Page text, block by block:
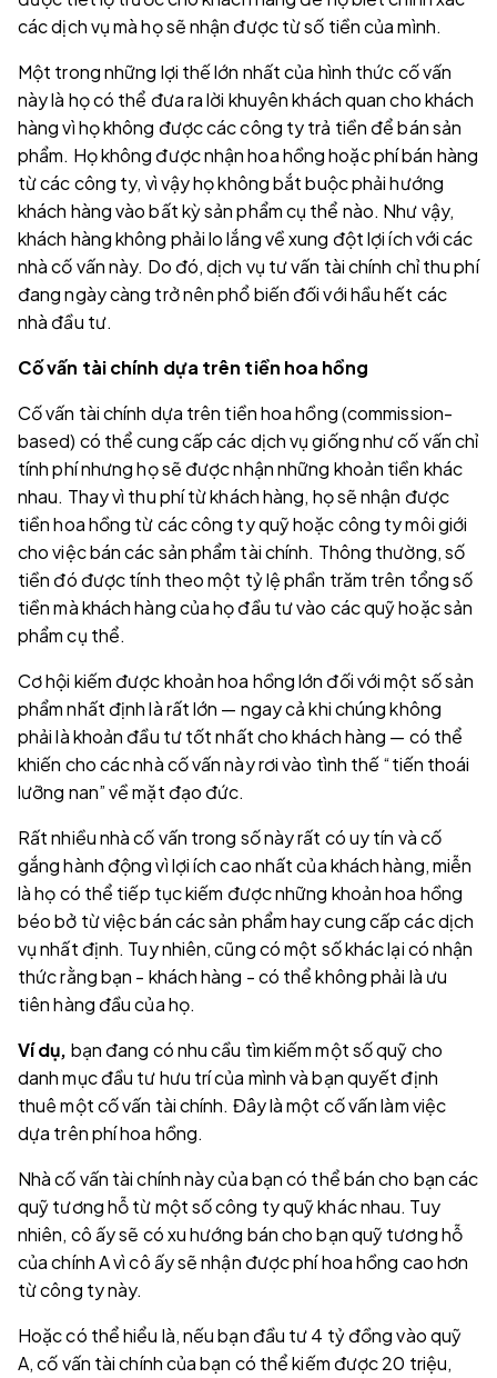
các dịch vụ mà họ sẽ nhận được từ số tiền của mình.
Một trong những lợi thế lớn nhất của hình thức cố vấn
này là họ có thể đưa ra lời khuyên khách quan cho khách
hàng vì họ không được các công ty trả tiền để bán sản
phẩm. Họ không được nhận hoa hồng hoặc phí bán hàng
từ các công ty, vì vậy họ không bắt buộc phải hướng
khách hàng vào bất kỳ sản phẩm cụ thể nào. Như vậy,
khách hàng không phải lo lắng về xung đột lợi ích với các
nhà cố vấn này. Do đó, dịch vụ tư vấn tài chính chỉ thu phí
đang ngày càng trở nên phổ biến đối với hầu hết các
nhà đầu tư.
Cố vấn tài chính dựa trên tiền hoa hồng
Cố vấn tài chính dựa trên tiền hoa hồng (commission-
based) có thể cung cấp các dịch vụ giống như cố vấn chỉ
tính phí nhưng họ sẽ được nhận những khoản tiền khác
nhau. Thay vì thu phí từ khách hàng, họ sẽ nhận được
tiền hoa hồng từ các công ty quỹ hoặc công ty môi giới
cho việc bán các sản phẩm tài chính. Thông thường, số
tiền đó được tính theo một tỷ lệ phần trăm trên tổng số
tiền mà khách hàng của họ đầu tư vào các quỹ hoặc sản
phẩm cụ thể.
Cơ hội kiếm được khoản hoa hồng lớn đối với một số sản
phẩm nhất định là rất lớn — ngay cả khi chúng không
phải là khoản đầu tư tốt nhất cho khách hàng — có thể
khiến cho các nhà cố vấn này rơi vào tình thế “tiến thoái
lưỡng nan” về mặt đạo đức.
Rất nhiều nhà cố vấn trong số này rất có uy tín và cố
gắng hành động vì lợi ích cao nhất của khách hàng, miễn
là họ có thể tiếp tục kiếm được những khoản hoa hồng
béo bở từ việc bán các sản phẩm hay cung cấp các dịch
vụ nhất định. Tuy nhiên, cũng có một số khác lại có nhận
thức rằng bạn - khách hàng - có thể không phải là ưu
tiên hàng đầu của họ.
Ví dụ, bạn đang có nhu cầu tìm kiếm một số quỹ cho
danh mục đầu tư hưu trí của mình và bạn quyết định
thuê một cố vấn tài chính. Đây là một cố vấn làm việc
dựa trên phí hoa hồng.
Nhà cố vấn tài chính này của bạn có thể bán cho bạn các
quỹ tương hỗ từ một số công ty quỹ khác nhau. Tuy
nhiên, cô ấy sẽ có xu hướng bán cho bạn quỹ tương hỗ
của chính A vì cô ấy sẽ nhận được phí hoa hồng cao hơn
từ công ty này.
Hoặc có thể hiểu là, nếu bạn đầu tư 4 tỷ đồng vào quỹ
A, cố vấn tài chính của bạn có thể kiếm được 20 triệu,